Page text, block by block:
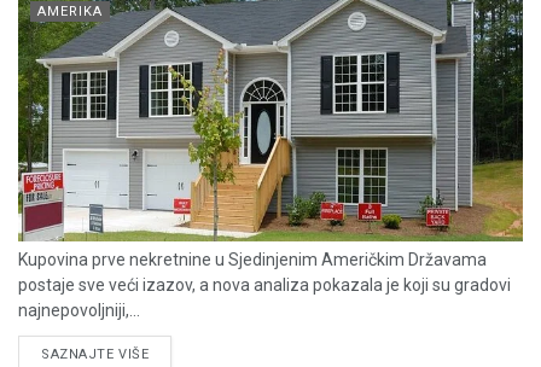
AMERIKA
Kupovina prve nekretnine u Sjedinjenim Američkim Državama
postaje sve veći izazov, a nova analiza pokazala je koji su gradovi
najnepovoljniji,...
SAZNAJTE VIŠEDETAILS